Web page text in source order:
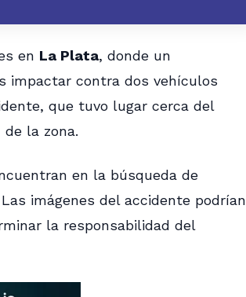
en La Plata, donde un
impactar contra dos vehículos
que tuvo lugar cerca del
la zona.
en la búsqueda de
imágenes del accidente podrían
la responsabilidad del